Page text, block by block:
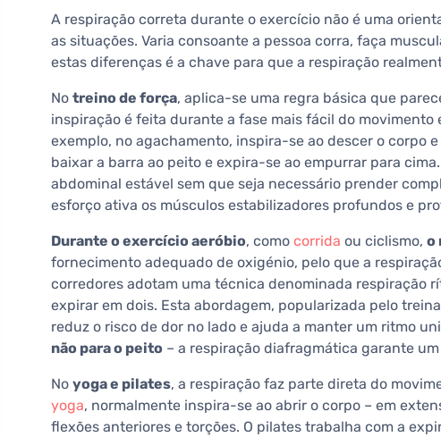
A respiração correta durante o exercício não é uma
as situações. Varia consoante a pessoa corra, faça
estas diferenças é a chave para que a respiração
No treino de força, aplica-se uma regra básica que
inspiração é feita durante a fase mais fácil do
exemplo, no agachamento, inspira-se ao descer o corpo
baixar a barra ao peito e expira-se ao empurrar para
abdominal estável sem que seja necessário prender
esforço ativa os músculos estabilizadores profundos e
Durante o exercício aeróbio, como corrida ou ciclismo, o
fornecimento adequado de oxigénio, pelo que a
corredores adotam uma técnica denominada respiração
expirar em dois. Esta abordagem, popularizada pelo
reduz o risco de dor no lado e ajuda a manter um ritmo
não para o peito – a respiração diafragmática garante
No yoga e pilates, a respiração faz parte direta do
yoga, normalmente inspira-se ao abrir o corpo – em
flexões anteriores e torções. O pilates trabalha com a